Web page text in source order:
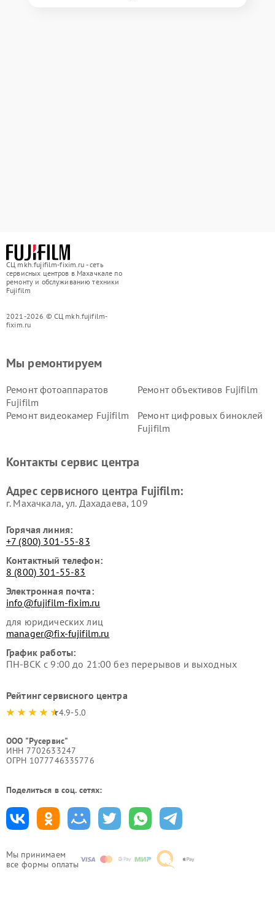
СЦ mkh.fujifilm-fixim.ru - сеть
сервисных центров в Махачкале по
ремонту и обслуживанию техники
Fujifilm
2021-2026 © СЦ mkh.fujifilm-
fixim.ru
Мы принимаем
все формы оплаты
Мы ремонтируем
Ремонт фотоаппаратов
Fujifilm
Ремонт объективов Fujifilm
Ремонт видеокамер Fujifilm
Ремонт цифровых биноклей
Fujifilm
Контакты сервис центра
Адрес сервисного центра Fujifilm:
г. Махачкала, ул. Дахадаева, 109
Горячая линия:
+7 (800) 301-55-83
Контактный телефон:
8 (800) 301-55-83
Электронная почта:
info@fujifilm-fixim.ru
для юридических лиц
manager@fix-fujifilm.ru
График работы:
ПН-ВСК с 9:00 до 21:00 без перерывов и выходных
Рейтинг сервисного центра
4.9-5.0
ООО "Русервис"
ИНН 7702633247
ОГРН 1077746335776
Поделиться в соц. сетях: